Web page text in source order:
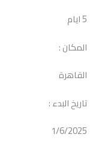
5 ايام
المكان :
القاهرة
تاريخ البدء :
1/6/2025